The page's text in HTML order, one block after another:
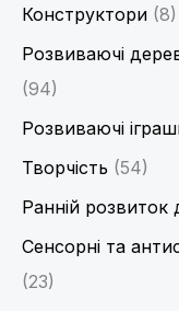
Конструктори (8)
Розвиваючі
(94)
Розвиваючі
Творчість (54)
Ранній розвиток
Сенсорні та
(23)